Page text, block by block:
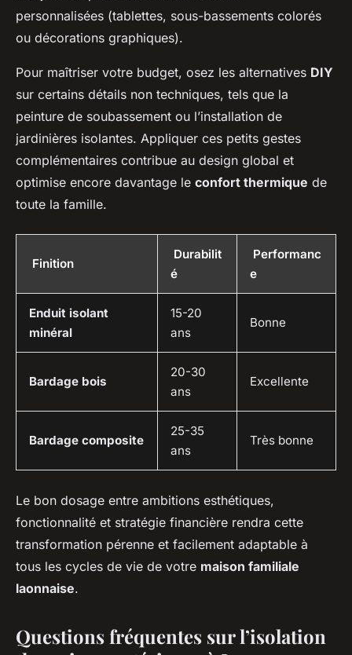
personnalisées (tablettes, sous-bassements colorés
ou décorations graphiques).
Pour maîtriser votre budget, osez les alternatives DIY
sur certains détails non techniques, tels que la
peinture de soubassement ou l’installation de
jardinières isolantes. Appliquer ces petits gestes
complémentaires contribue au design global et
optimise encore davantage le confort thermique de
toute la famille.
Finition
Durabilit
é
Performanc
e
Enduit isolant
minéral
15-20
ans
Bonne
Bardage bois
20-30
ans
Excellente
Bardage composite
25-35
ans
Très bonne
Le bon dosage entre ambitions esthétiques,
fonctionnalité et stratégie financière rendra cette
transformation pérenne et facilement adaptable à
tous les cycles de vie de votre maison familiale
laonnaise.
Questions fréquentes sur l’isolation